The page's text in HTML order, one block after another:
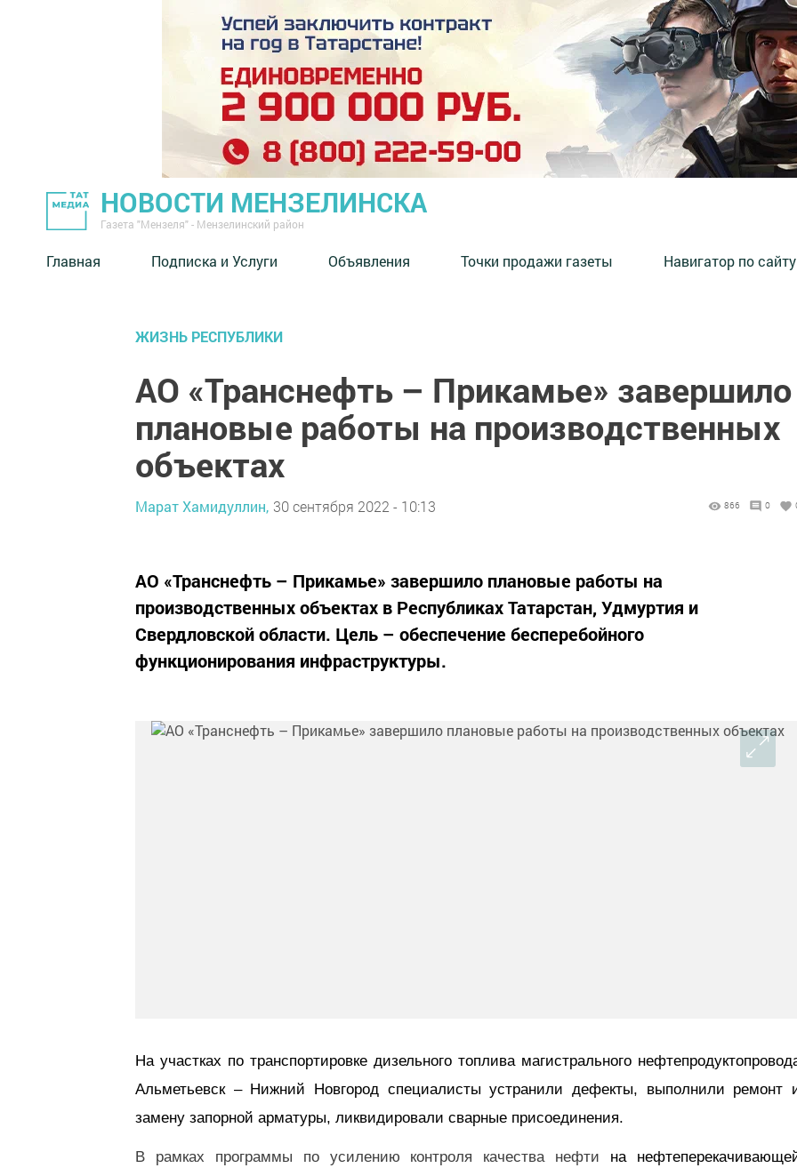
НОВОСТИ МЕНЗЕЛИНСКА
Газета "Мензеля" - Мензелинский район
Главная Подписка и Услуги Объявления Точки продажи газеты Навигатор по сайту
ЖИЗНЬ РЕСПУБЛИКИ
АО «Транснефть – Прикамье» завершило
плановые работы на производственных
объектах
Марат Хамидуллин, 30 сентября 2022 - 10:13 866 0
АО «Транснефть – Прикамье» завершило плановые работы на
производственных объектах в Республиках Татарстан, Удмуртия и
Свердловской области. Цель – обеспечение бесперебойного
функционирования инфраструктуры.
На участках по транспортировке дизельного топлива магистрального
Альметьевск – Нижний Новгород специалисты устранили дефекты, выполнили ремонт
замену запорной арматуры, ликвидировали сварные присоединения.
В рамках программы по усилению контроля качества нефти на